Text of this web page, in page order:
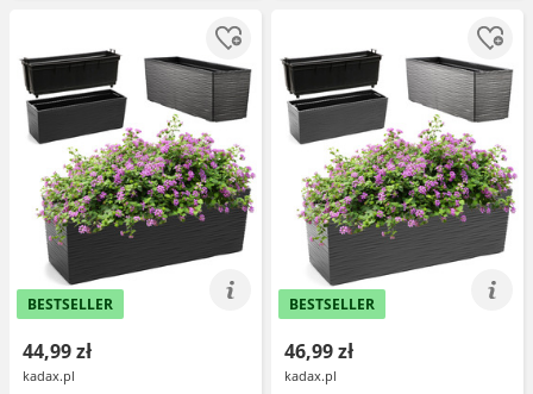
BESTSELLER
44,99 zł
kadax.pl
BESTSELLER
46,99 zł
kadax.pl